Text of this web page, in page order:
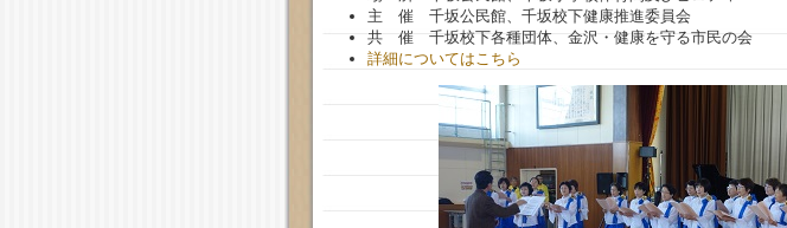
主 催 千坂公民館、千坂校下健康推進委員会
共 催 千坂校下各種団体、金沢・健康を守る市民の会
詳細についてはこちら